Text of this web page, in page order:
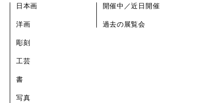
日本画
洋画
彫刻
工芸
書
写真
開催中／近日開催
過去の展覧会